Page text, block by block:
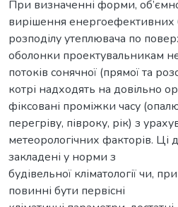
При визначенні форми,
вирішення енергоефективних
розподілу утеплювача по
оболонки проектувальникам
потоків сонячної (прямої та
котрі надходять на довільно
фіксовані проміжки часу
перегріву, півроку, рік) з
метеорологічних факторів. Ці
закладені у норми з
будівельної кліматології чи,
повинні бути первісні